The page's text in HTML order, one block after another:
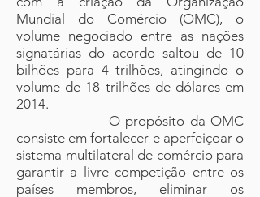
Mundial do Comércio (OMC), o
volume negociado entre as nações
signatárias do acordo saltou de 10
bilhões para 4 trilhões, atingindo o
volume de 18 trilhões de dólares em
2014.
O propósito da OMC
consiste em fortalecer e aperfeiçoar o
sistema multilateral de comércio para
garantir a livre competição entre os
países membros, eliminar os